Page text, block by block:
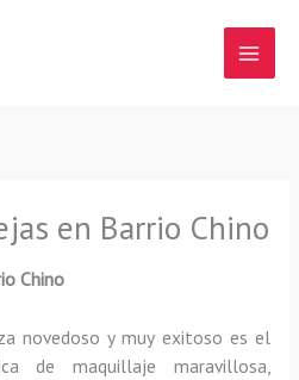
en Barrio Chino
Chino
novedoso y muy exitoso es el
de maquillaje maravillosa,